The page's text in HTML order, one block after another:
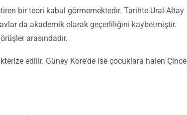
bir teori kabul görmemektedir. Tarihte Ural-Altay
da akademik olarak geçerliliğini kaybetmiştir.
arasındadır.
edilir. Güney Kore’de ise çocuklara halen Çince